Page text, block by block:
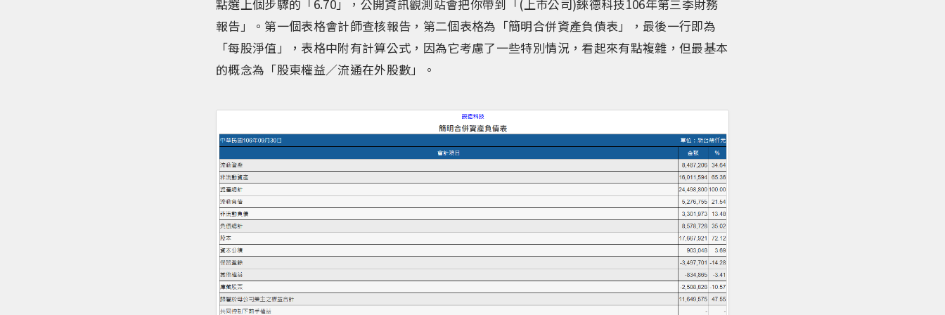
點選上個步驟的「6.70」，公開資訊觀測站會把你帶到「(上市公司)錸德科技106年第三季財務
報告」。第一個表格會計師查核報告，第二個表格為「簡明合併資產負債表」，最後一行即為
「每股淨值」，表格中附有計算公式，因為它考慮了一些特別情況，看起來有點複雜，但最基本
的概念為「股東權益／流通在外股數」。